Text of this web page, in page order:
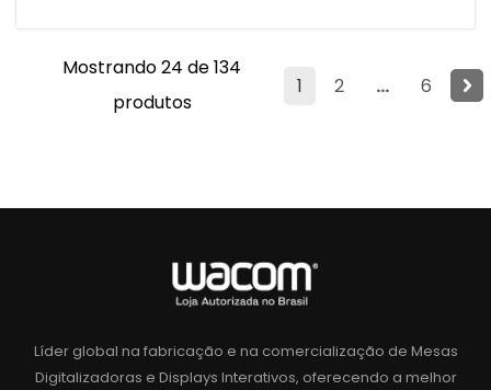
1 2 ... 6
Mostrando 24 de 134
produtos
Líder global na fabricação e na comercialização de Mesas
Digitalizadoras e Displays Interativos, oferecendo a melhor